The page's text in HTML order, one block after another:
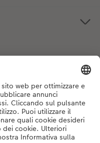
non esitare a contattarci dal
(esclusi i giorni festivi) al
alla domenica, dalle 9:00 alle